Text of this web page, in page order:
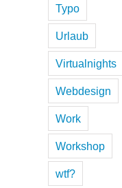
Typo
Urlaub
Virtualnights
Webdesign
Work
Workshop
wtf?